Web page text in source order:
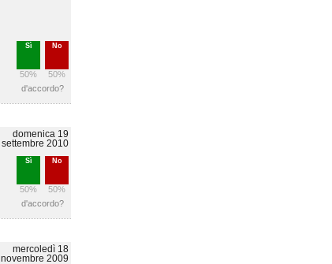
Sì
50%
No
50%
d'accordo?
domenica 19
settembre 2010
Sì
50%
No
50%
d'accordo?
mercoledì 18
novembre 2009